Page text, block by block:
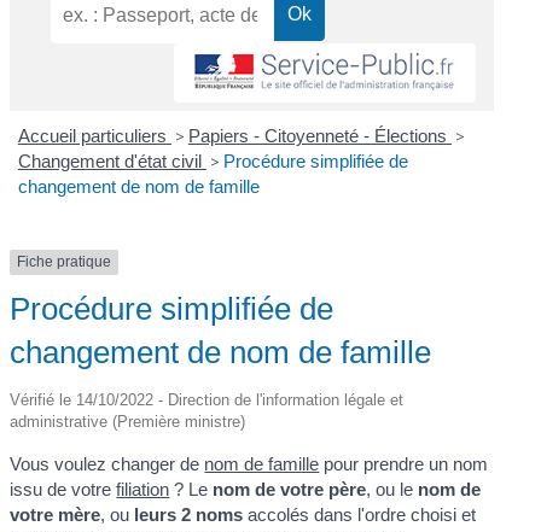
Accueil particuliers > Papiers - Citoyenneté - Élections >
Changement d'état civil > Procédure simplifiée de
changement de nom de famille
Fiche pratique
Procédure simplifiée de
changement de nom de famille
Vérifié le 14/10/2022 - Direction de l'information légale et
administrative (Première ministre)
Vous voulez changer de nom de famille pour prendre un nom
issu de votrefiliation ? Le nom de votre père, ou le nom de
votre mère, ou leurs 2 noms accolés dans l'ordre choisi et